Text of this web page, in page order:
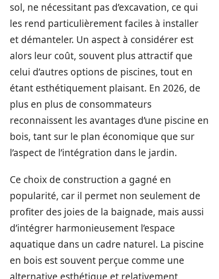
sol, ne nécessitant pas d’excavation, ce qui
les rend particulièrement faciles à installer
et démanteler. Un aspect à considérer est
alors leur coût, souvent plus attractif que
celui d’autres options de piscines, tout en
étant esthétiquement plaisant. En 2026, de
plus en plus de consommateurs
reconnaissent les avantages d’une piscine en
bois, tant sur le plan économique que sur
l’aspect de l’intégration dans le jardin.
Ce choix de construction a gagné en
popularité, car il permet non seulement de
profiter des joies de la baignade, mais aussi
d’intégrer harmonieusement l’espace
aquatique dans un cadre naturel. La piscine
en bois est souvent perçue comme une